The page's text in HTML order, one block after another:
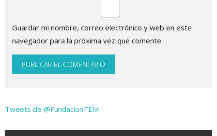
Guardar mi nombre, correo electrónico y web en este
navegador para la próxima vez que comente.
Tweets de @FundacionTEM